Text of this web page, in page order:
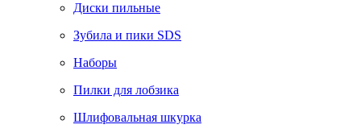
Диски пильные
Зубила и пики SDS
Наборы
Пилки для лобзика
Шлифовальная шкурка